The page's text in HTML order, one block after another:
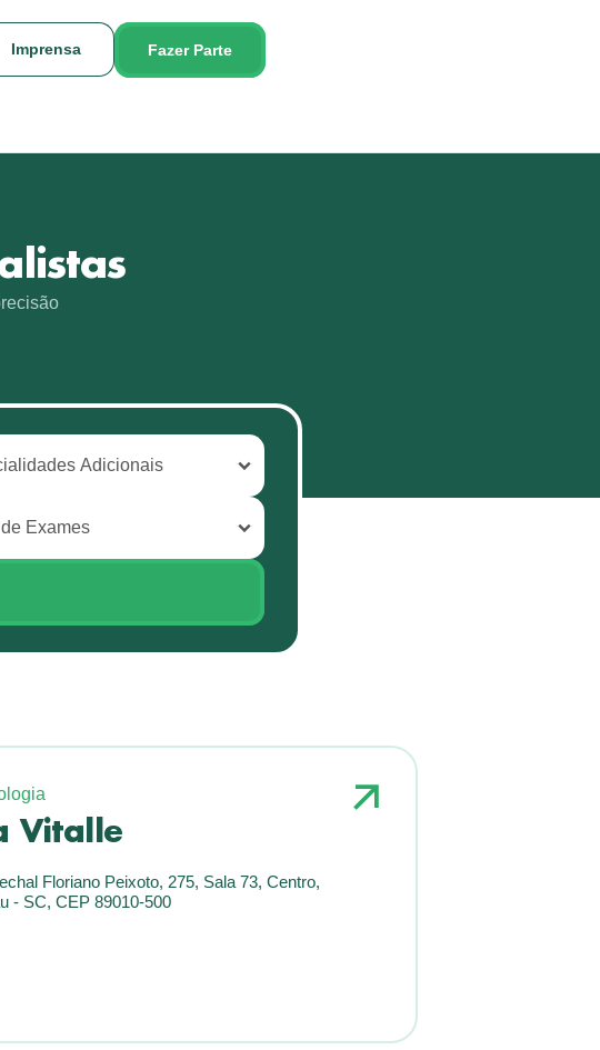
Imprensa Fazer Parte
Vitalle
Floriano Peixoto, 275, Sala 73, Centro,
- SC, CEP 89010-500